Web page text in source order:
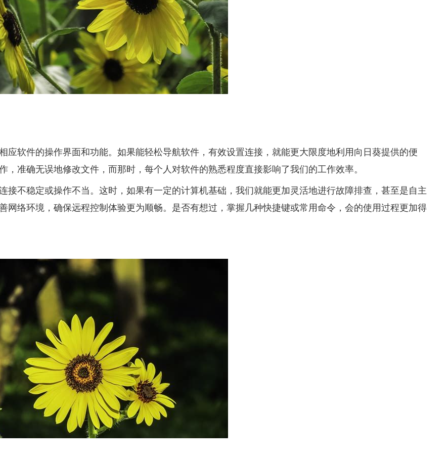
应软件的操作界面和功能。如果能轻松导航软件，有效设置连接，就能更大限度地利用向日葵提供的便
准确无误地修改文件，而那时，每个人对软件的熟悉程度直接影响了我们的工作效率。
接不稳定或操作不当。这时，如果有一定的计算机基础，我们就能更加灵活地进行故障排查，甚至是自主
网络环境，确保远程控制体验更为顺畅。是否有想过，掌握几种快捷键或常用命令，会的使用过程更加得